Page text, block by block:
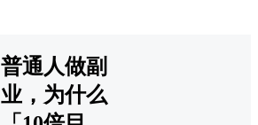
普通人做副
业，为什么